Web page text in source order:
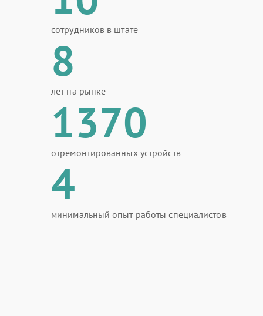
сотрудников в штате
8
лет на рынке
1370
отремонтированных устройств
4
минимальный опыт работы специалистов